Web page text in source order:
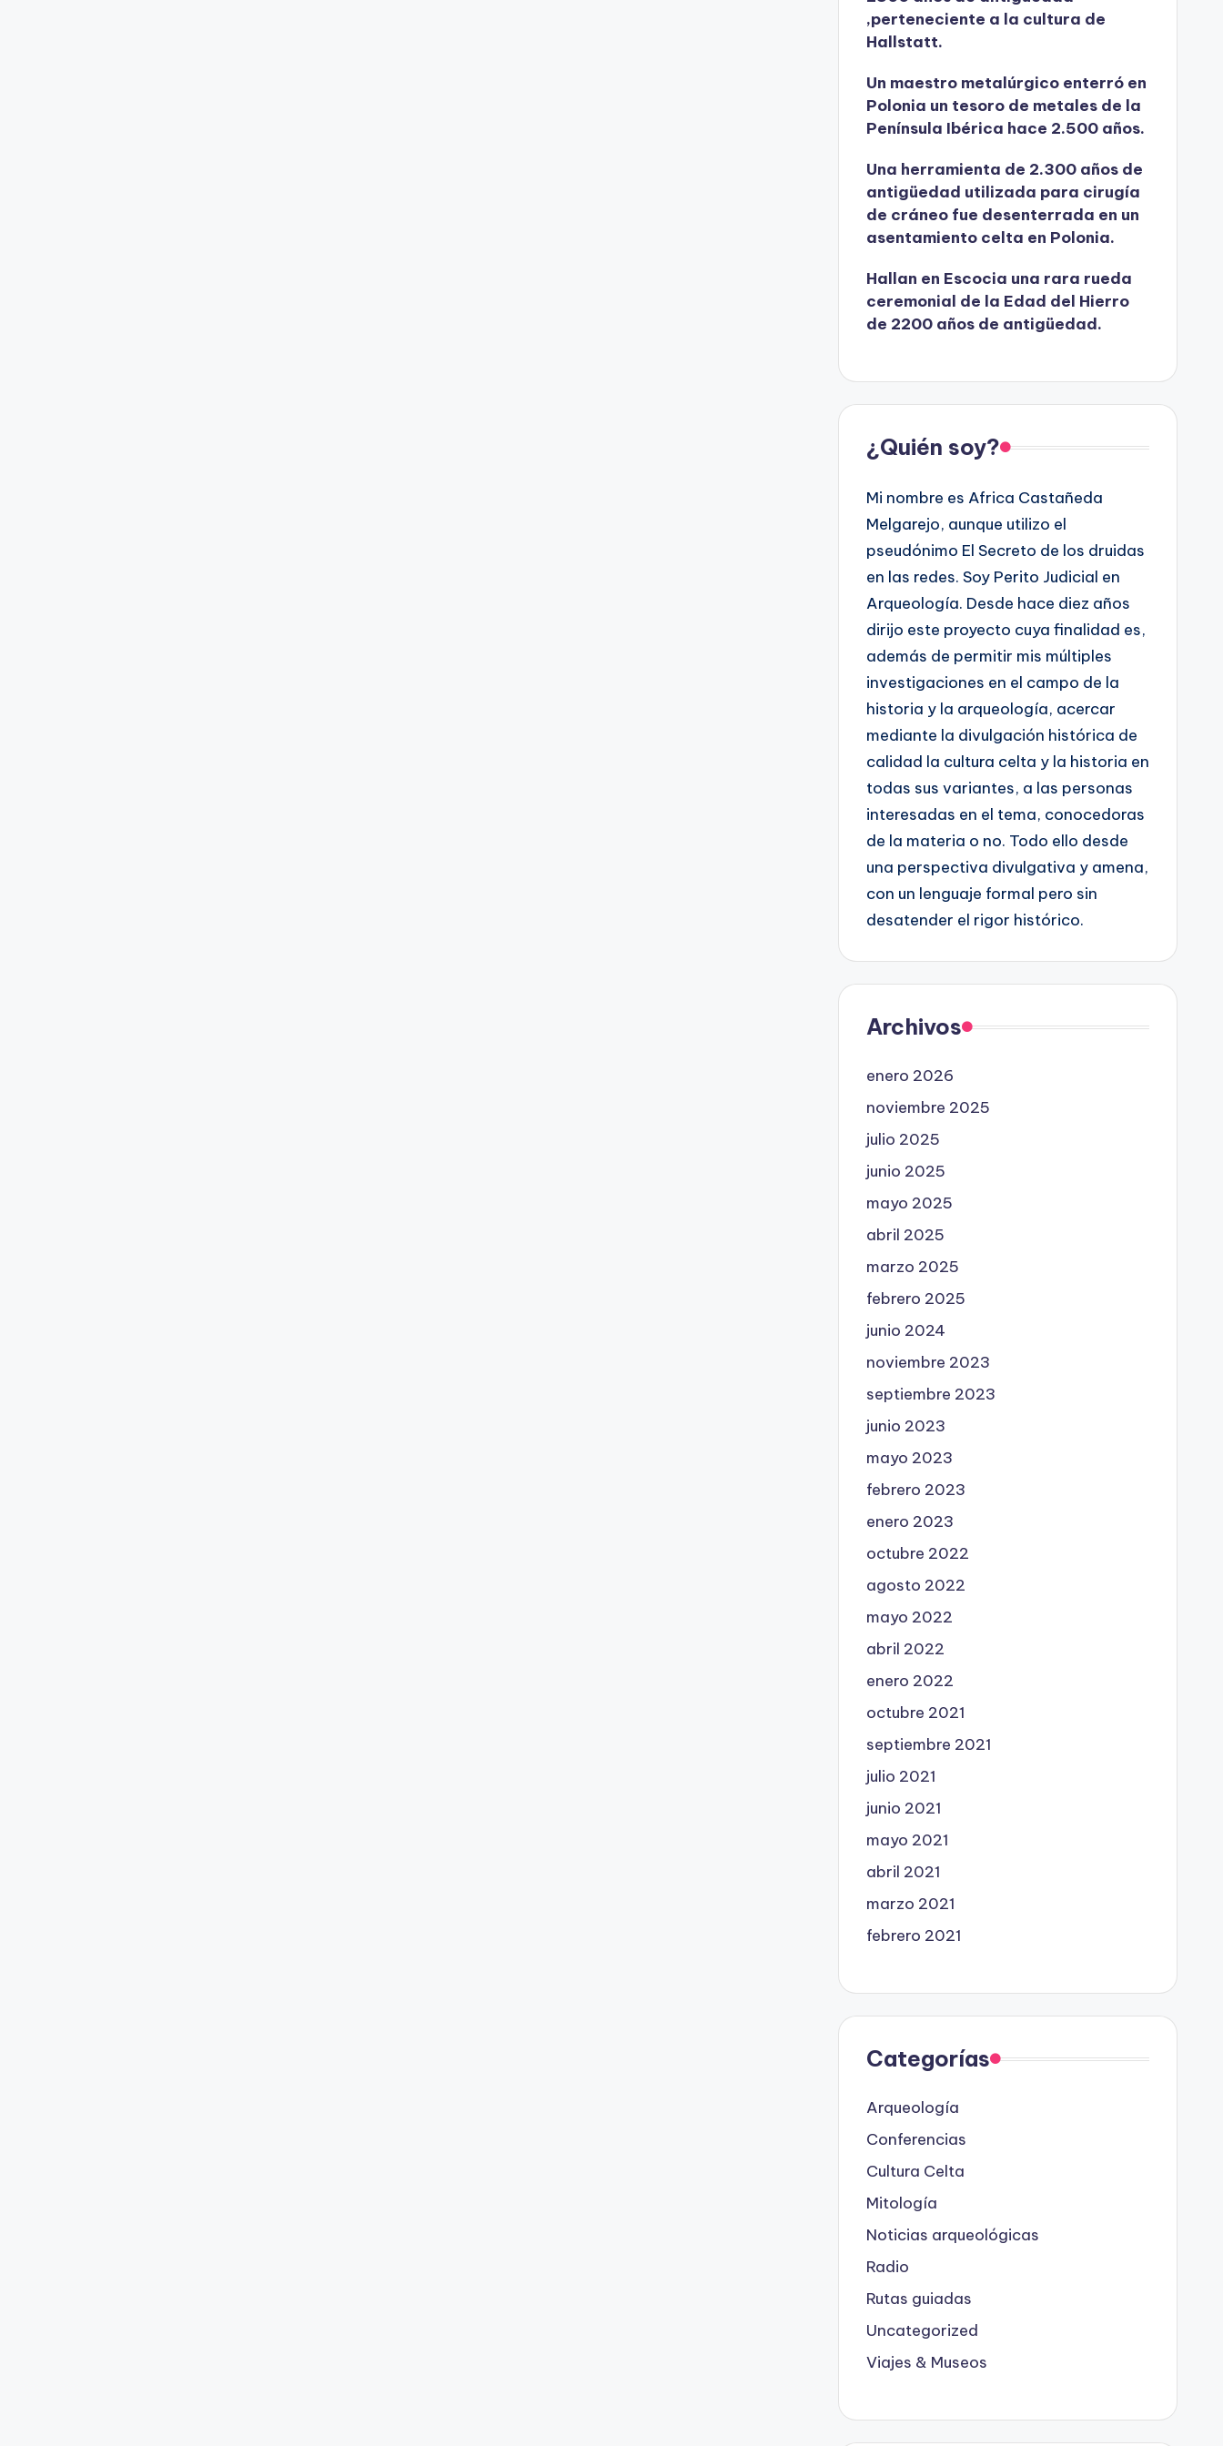
,perteneciente a la cultura de
Hallstatt.
Un maestro metalúrgico enterró en
Polonia un tesoro de metales de la
Península Ibérica hace 2.500 años.
Una herramienta de 2.300 años de
antigüedad utilizada para cirugía
de cráneo fue desenterrada en un
asentamiento celta en Polonia.
Hallan en Escocia una rara rueda
ceremonial de la Edad del Hierro
de 2200 años de antigüedad.
¿Quién soy?
Mi nombre es Africa Castañeda
Melgarejo, aunque utilizo el
pseudónimo El Secreto de los druidas
en las redes. Soy Perito Judicial en
Arqueología. Desde hace diez años
dirijo este proyecto cuya finalidad es,
además de permitir mis múltiples
investigaciones en el campo de la
historia y la arqueología, acercar
mediante la divulgación histórica de
calidad la cultura celta y la historia en
todas sus variantes, a las personas
interesadas en el tema, conocedoras
de la materia o no. Todo ello desde
una perspectiva divulgativa y amena,
con un lenguaje formal pero sin
desatender el rigor histórico.
Archivos
enero 2026
noviembre 2025
julio 2025
junio 2025
mayo 2025
abril 2025
marzo 2025
febrero 2025
junio 2024
noviembre 2023
septiembre 2023
junio 2023
mayo 2023
febrero 2023
enero 2023
octubre 2022
agosto 2022
mayo 2022
abril 2022
enero 2022
octubre 2021
septiembre 2021
julio 2021
junio 2021
mayo 2021
abril 2021
marzo 2021
febrero 2021
Categorías
Arqueología
Conferencias
Cultura Celta
Mitología
Noticias arqueológicas
Radio
Rutas guiadas
Uncategorized
Viajes & Museos